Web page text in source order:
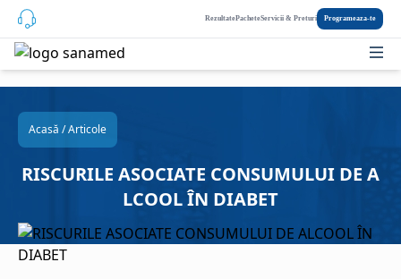
RezultatePacheteServicii & Preturi Programeaza-te
Acasă /Articole
RISCURILE ASOCIATE CONSUMULUI DE A
LCOOL ÎN DIABET